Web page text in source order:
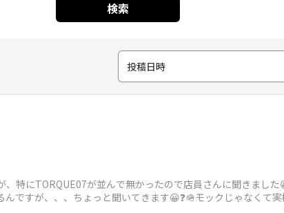
検索
投稿日時
、特にTORQUE07が並んで無かったので店員さんに聞きまし
んですが、、、ちょっと聞いてきます😀❓️🪖モックじゃなくて